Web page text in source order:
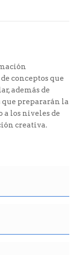
conceptos que
además de
prepararán la
a los niveles de
creativa.